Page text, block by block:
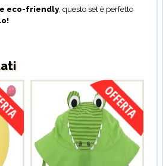
eco-friendly, questo set è perfetto